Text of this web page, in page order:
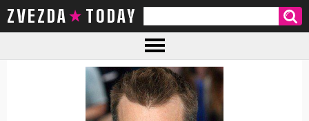
ZVEZDA TODAY